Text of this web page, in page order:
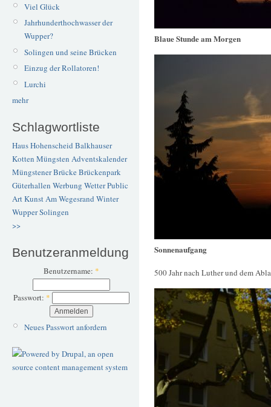
Viel Glück
Jahrhunderthochwasser der
Wupper?
Solingen und seine Brücken
Einzug der Rollatoren!
Lurchi
mehr
Schlagwortliste
Haus Hohenscheid Balkhauser
Kotten Müngsten Adventskalender
Müngstener BrückeBrückenpark
Güterhallen Werbung WetterPublic
ArtKunstAm Wegesrand Winter
WupperSolingen
>>
Benutzeranmeldung
Benutzername: *
Passwort: *
Neues Passwort anfordern
Blaue Stunde am Morgen
Sonnenaufgang
500 Jahr nach Luther und dem